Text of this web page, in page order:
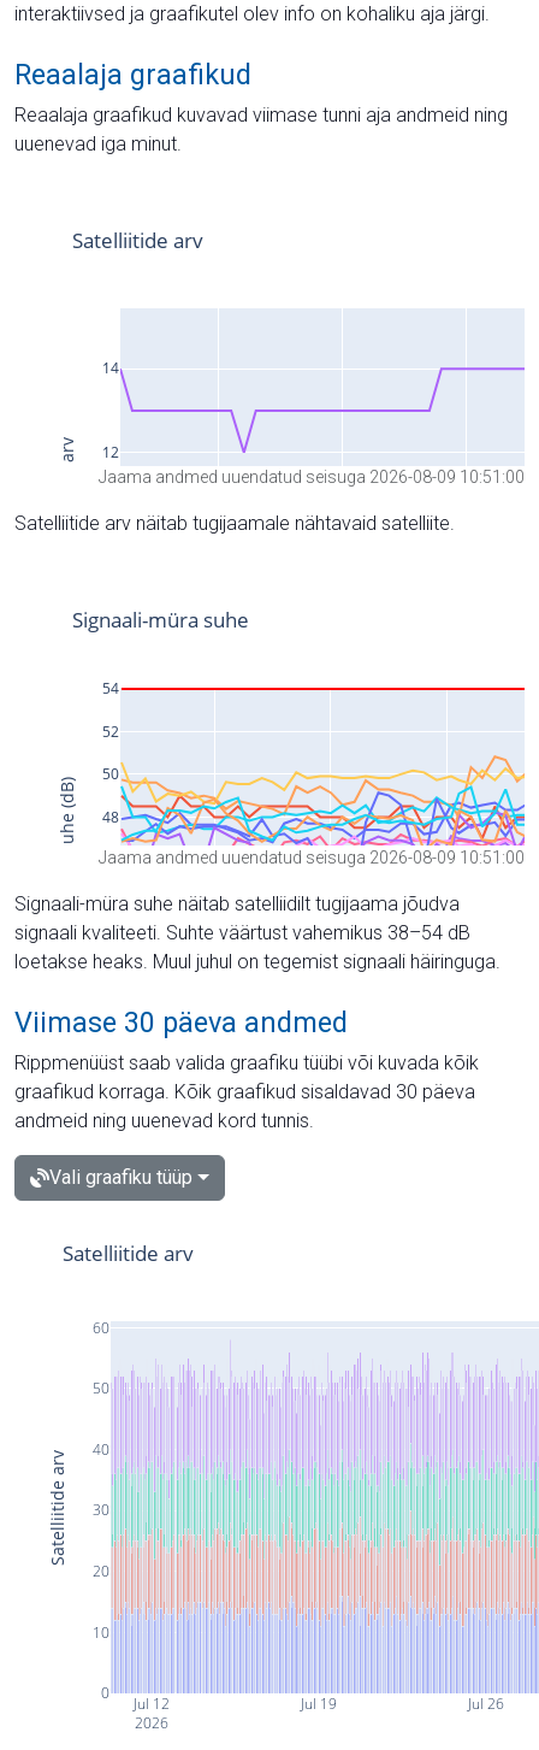
interaktiivsed ja graafikutel olev info on kohaliku aja järgi.
Reaalaja graafikud
Reaalaja graafikud kuvavad viimase tunni aja andmeid ning
uuenevad iga minut.
Jaama andmed uuendatud seisuga 2026-08-09 10:51:00
Satelliitide arv näitab tugijaamale nähtavaid satelliite.
Jaama andmed uuendatud seisuga 2026-08-09 10:51:00
Signaali-müra suhe näitab satelliidilt tugijaama jõudva
signaali kvaliteeti. Suhte väärtust vahemikus 38–54 dB
loetakse heaks. Muul juhul on tegemist signaali häiringuga.
Viimase 30 päeva andmed
Rippmenüüst saab valida graafiku tüübi või kuvada kõik
graafikud korraga. Kõik graafikud sisaldavad 30 päeva
andmeid ning uuenevad kord tunnis.
Vali graafiku tüüp
Jul 12
2026
Jul 19 Jul 26
0
10
20
30
40
50
60
Satelliitide arv
Satelliitide arv